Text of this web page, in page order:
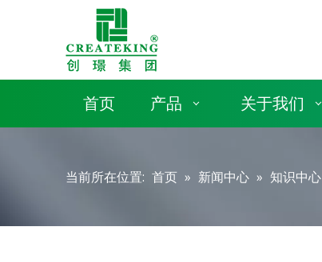
首页 产品 关于我们
当前所在位置: 首页 » 新闻中心 » 知识中心